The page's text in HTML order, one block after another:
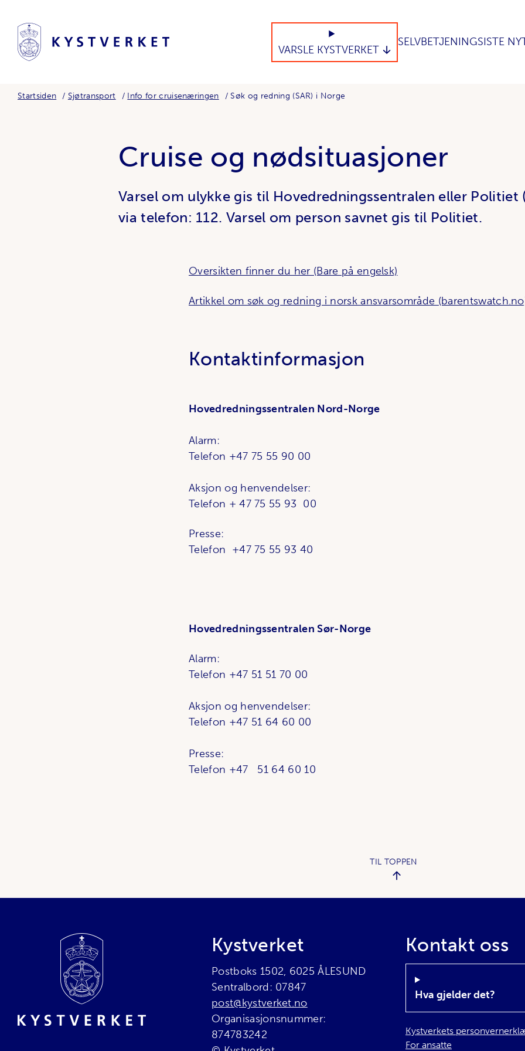
VARSLE KYSTVERKET
SELVBETJENINGSISTE
Startsiden Sjøtransport Info for cruisenæringen Søk og redning (SAR) i Norge
Cruise og nødsituasjoner
Varsel om ulykke gis til Hovedredningssentralen eller
via telefon: 112. Varsel om person savnet gis til Politiet.
Oversikten finner du her (Bare på engelsk)
Artikkel om søk og redning i norsk ansvarsområde
Kontaktinformasjon
Hovedredningssentralen Nord-Norge
Alarm:
Telefon +47 75 55 90 00
Aksjon og henvendelser:
Telefon + 47 75 55 93 00
Presse:
Telefon +47 75 55 93
Hovedredningssentralen Sør-Norge
Alarm:
Telefon +47 51 51 70 00
Aksjon og henvendelser:
Telefon +47 51 64 60 00
Presse:
Telefon +47 51 64 60 10
TIL TOPPEN
Bunnområde Kystverket
Postboks 1502, 6025 ÅLESUND
Sentralbord: 07847
post@kystverket.no
Organisasjonsnummer:
874783242
Kontakt oss
Hva gjelder det?
Kystverkets
For ansatte